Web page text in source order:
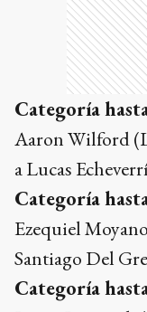
Categoría
Aaron Wilford
a Lucas
Categoría
Ezequiel
Santiago Del
Categoría